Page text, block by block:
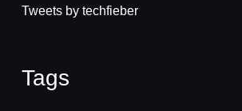
Tweets by techfieber
Tags